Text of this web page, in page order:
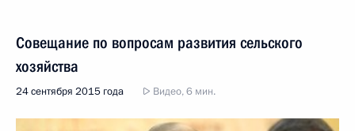
Совещание по вопросам развития сельского
хозяйства
24 сентября 2015 года Видео, 6 мин.